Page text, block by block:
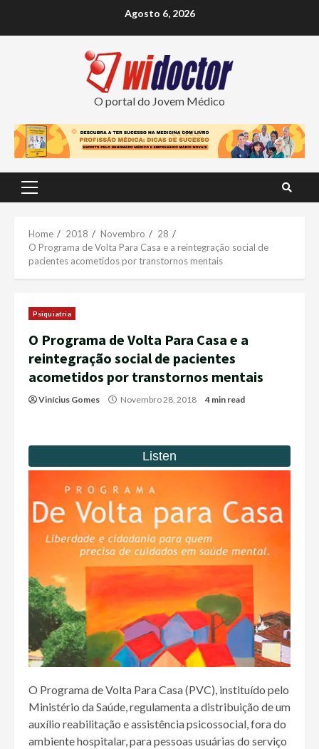
Agosto 6, 2026
O portal do Jovem Médico
Primary
Home 2018 Novembro
28
O Programa de Volta Para Casa e a reintegração social de
pacientes acometidos por transtornos mentais
Psiquiatria
O Programa de Volta Para Casa e a
reintegração social de pacientes
acometidos por transtornos mentais
Vinícius Gomes Novembro 28, 2018 4 min read
O Programa de Volta Para Casa (PVC), instituído pelo
Ministério da Saúde, regulamenta a distribuição de um
auxílio reabilitação e assistência psicossocial, fora do
ambiente hospitalar, para pessoas usuárias do serviço